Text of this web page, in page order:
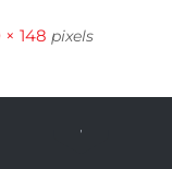
148 pixels